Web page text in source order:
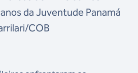
da Juventude Panamá
COB